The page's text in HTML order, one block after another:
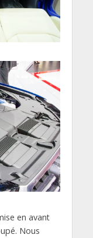
en avant
Nous